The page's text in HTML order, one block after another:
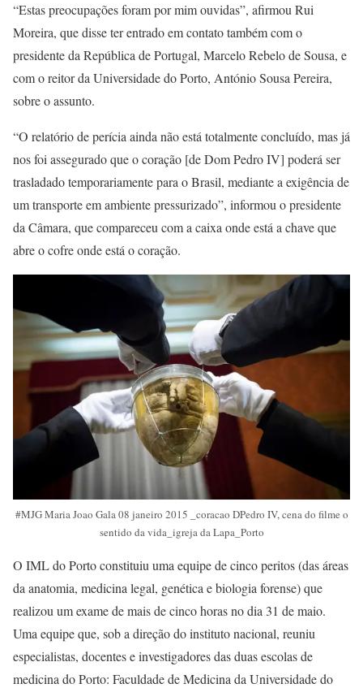
“Estas preocupações foram por mim ouvidas”, afirmou Rui
Moreira, que disse ter entrado em contato também com o
presidente da República de Portugal, Marcelo Rebelo de Sousa, e
com o reitor da Universidade do Porto, António Sousa Pereira,
sobre o assunto.
“O relatório de perícia ainda não está totalmente concluído, mas já
nos foi assegurado que o coração [de Dom Pedro IV] poderá ser
trasladado temporariamente para o Brasil, mediante a exigência de
um transporte em ambiente pressurizado”, informou o presidente
da Câmara, que compareceu com a caixa onde está a chave que
abre o cofre onde está o coração.
#MJG Maria Joao Gala 08 janeiro 2015 _coracao DPedro IV, cena do filme o
sentido da vida_igreja da Lapa_Porto
O IML do Porto constituiu uma equipe de cinco peritos (das áreas
da anatomia, medicina legal, genética e biologia forense) que
realizou um exame de mais de cinco horas no dia 31 de maio.
Uma equipe que, sob a direção do instituto nacional, reuniu
especialistas, docentes e investigadores das duas escolas de
medicina do Porto: Faculdade de Medicina da Universidade do